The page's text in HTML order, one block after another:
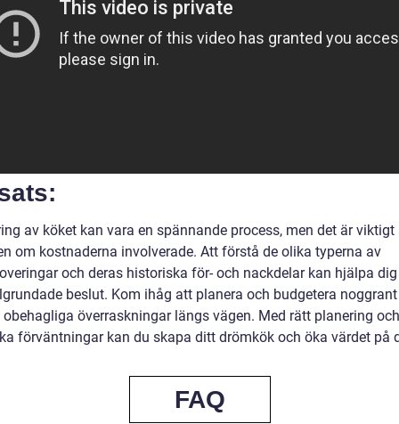
av köket kan vara en spännande process, men det är
om kostnaderna involverade. Att förstå de olika typerna av
och deras historiska för- och nackdelar kan hjälpa
beslut. Kom ihåg att planera och budgetera
överraskningar längs vägen. Med rätt planering och
förväntningar kan du skapa ditt drömkök och öka värdet på
FAQ